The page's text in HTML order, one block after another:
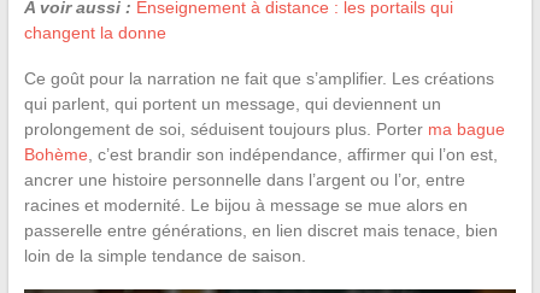
A voir aussi : Enseignement à distance : les portails qui
changent la donne
Ce goût pour la narration ne fait que s’amplifier. Les créations
qui parlent, qui portent un message, qui deviennent un
prolongement de soi, séduisent toujours plus. Porter ma bague
Bohème , c’est brandir son indépendance, affirmer qui l’on est,
ancrer une histoire personnelle dans l’argent ou l’or, entre
racines et modernité. Le bijou à message se mue alors en
passerelle entre générations, en lien discret mais tenace, bien
loin de la simple tendance de saison.